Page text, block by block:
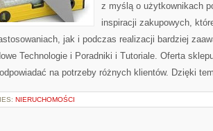
z myślą o użytkownikach
inspiracji zakupowych,
jak i podczas realizacji bardziej
Technologie i Poradniki i Tutoriale. Oferta
na potrzeby różnych klientów. Dzięki
NIERUCHOMOŚCI